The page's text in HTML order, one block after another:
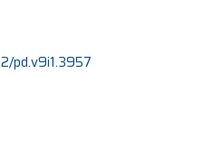
pd.v9i1.3957